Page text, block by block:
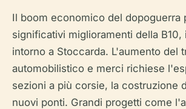
Il boom economico del dopoguerra
significativi miglioramenti della B10,
intorno a Stoccarda. L'aumento del
automobilistico e merci richiese
sezioni a più corsie, la costruzione
nuovi ponti. Grandi progetti come